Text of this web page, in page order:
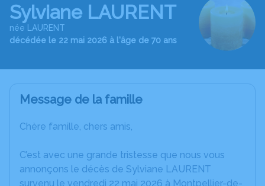
Sylviane LAURENT
née LAURENT
décédée le 22 mai 2026 à l'âge de 70 ans
Message de la famille
Chère famille, chers amis,
C’est avec une grande tristesse que nous vous
annonçons le décès de Sylviane LAURENT
survenu le vendredi 22 mai 2026 à Montpellier-de-